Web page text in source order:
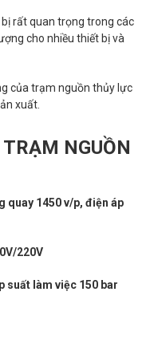
rất quan trọng trong các
cho nhiều thiết bị và
của trạm nguồn thủy lực
xuất.
NGUỒN
quay 1450 v/p, điện áp
220V
suất làm việc 150 bar